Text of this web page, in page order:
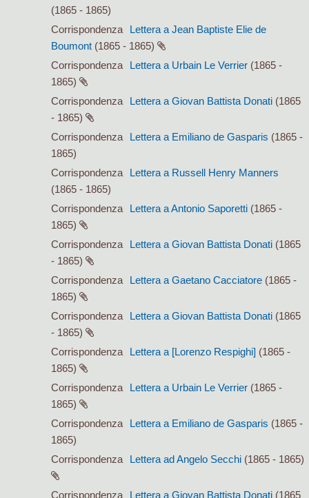
(1865 - 1865)
Corrispondenza
Lettera a Jean Baptiste Elie de
Boumont (1865 - 1865)
Corrispondenza
Lettera a Urbain Le Verrier (1865 -
1865)
Corrispondenza
Lettera a Giovan Battista Donati (1865
- 1865)
Corrispondenza
Lettera a Emiliano de Gasparis (1865 -
1865)
Corrispondenza
Lettera a Russell Henry Manners
(1865 - 1865)
Corrispondenza
Lettera a Antonio Saporetti (1865 -
1865)
Corrispondenza
Lettera a Giovan Battista Donati (1865
- 1865)
Corrispondenza
Lettera a Gaetano Cacciatore (1865 -
1865)
Corrispondenza
Lettera a Giovan Battista Donati (1865
- 1865)
Corrispondenza
Lettera a [Lorenzo Respighi] (1865 -
1865)
Corrispondenza
Lettera a Urbain Le Verrier (1865 -
1865)
Corrispondenza
Lettera a Emiliano de Gasparis (1865 -
1865)
Corrispondenza
Lettera ad Angelo Secchi (1865 - 1865)
Corrispondenza Lettera a Giovan Battista Donati (1865